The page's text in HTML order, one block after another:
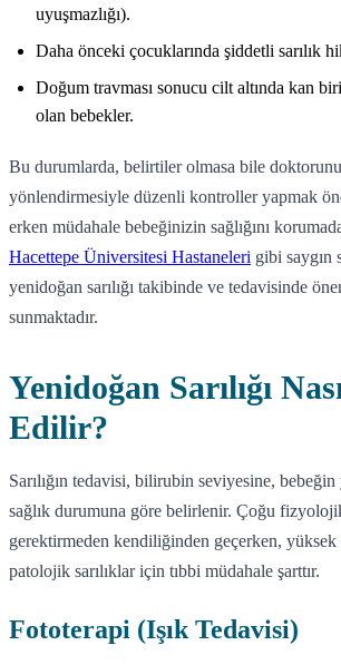
uyuşmazlığı).
Daha önceki çocuklarında şiddetli sarılık
Doğum travması sonucu cilt altında kan
olan bebekler.
Bu durumlarda, belirtiler olmasa bile
yönlendirmesiyle düzenli kontroller yapmak
erken müdahale bebeğinizin sağlığını
Hacettepe Üniversitesi Hastaneleri gibi saygın
yenidoğan sarılığı takibinde ve tedavisinde
sunmaktadır.
Yenidoğan Sarılığı
Edilir?
Sarılığın tedavisi, bilirubin seviyesine, bebeğin
sağlık durumuna göre belirlenir. Çoğu
gerektirmeden kendiliğinden geçerken,
patolojik sarılıklar için tıbbi müdahale şarttır.
Fototerapi (Işık Tedavisi)